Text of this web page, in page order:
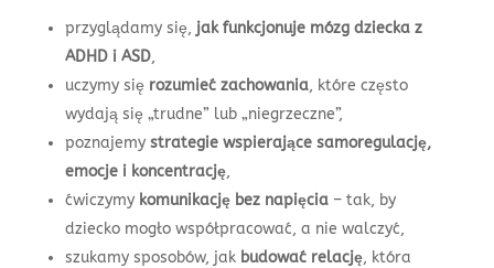
przyglądamy się, jak funkcjonuje mózg dziecka z
ADHD i ASD,
uczymy się rozumieć zachowania, które często
wydają się „trudne” lub „niegrzeczne”,
poznajemy strategie wspierające samoregulację,
emocje i koncentrację,
ćwiczymy komunikację bez napięcia– tak, by
dziecko mogło współpracować, a nie walczyć,
szukamy sposobów, jak budować relację, która